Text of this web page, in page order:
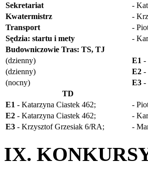
Sekretariat
-
Kwatermistrz
-
Transport
-
Sędzia: startu i mety
-
Budowniczowie Tras: TS, TJ
(dzienny)
E1 -
(dzienny)
E2 -
(nocny)
E3 -
TD
E1 - Katarzyna Ciastek 462;
-
E2 - Katarzyna Ciastek 462;
-
E3 - Krzysztof Grzesiak 6/RA; -
IX.